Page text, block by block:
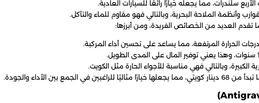
سلندرات، مما يجعله خيارًا رائعًا للسيارات العادية.
وأنظمة الملاحة البحرية، وبالتالي فهو مقاوم للماء والتآكل.
تقدم العديد من الخصائص الفريدة، ومن أبرزها:
الحرارة المرتفعة، مما يساعد على تحسين أداء المركبة.
الكبيرة، وبالتالي فهي مناسبة للأجواء الحارة مثل الكويت.
بين الأداء والجودة.